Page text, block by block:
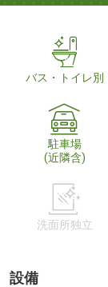
バス・トイレ別
駐車場
(近隣含)
洗面所独立
設備